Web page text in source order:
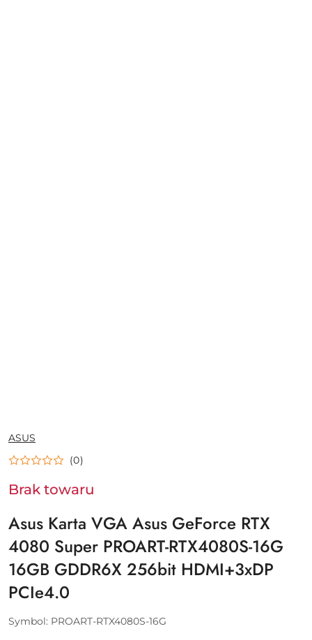
NAZWA
PRODUCENTA:
ASUS
(0)
Brak towaru
Asus Karta VGA Asus GeForce RTX
4080 Super PROART-RTX4080S-16G
16GB GDDR6X 256bit HDMI+3xDP
PCIe4.0
Symbol: PROART-RTX4080S-16G